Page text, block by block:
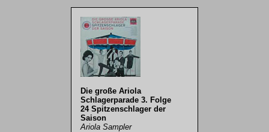
Die große Ariola
Schlagerparade 3. Folge
24 Spitzenschlager der
Saison
Ariola Sampler